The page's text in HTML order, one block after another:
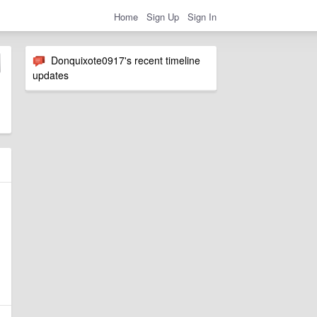
Home Sign Up Sign In
Donquixote0917's recent timeline
updates